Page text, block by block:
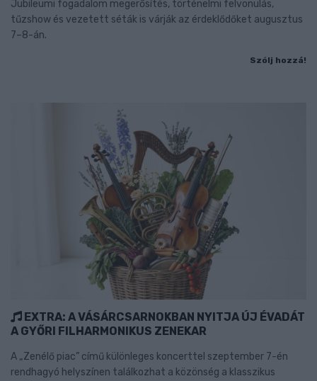
Jubileumi fogadalom megerősítés, történelmi felvonulás,
tűzshow és vezetett séták is várják az érdeklődőket augusztus
7–8-án.
Szólj hozzá!
EXTRA: A VÁSÁRCSARNOKBAN NYITJA ÚJ ÉVADÁT
A GYŐRI FILHARMONIKUS ZENEKAR
A „Zenélő piac” című különleges koncerttel szeptember 7-én
rendhagyó helyszínen találkozhat a közönség a klasszikus